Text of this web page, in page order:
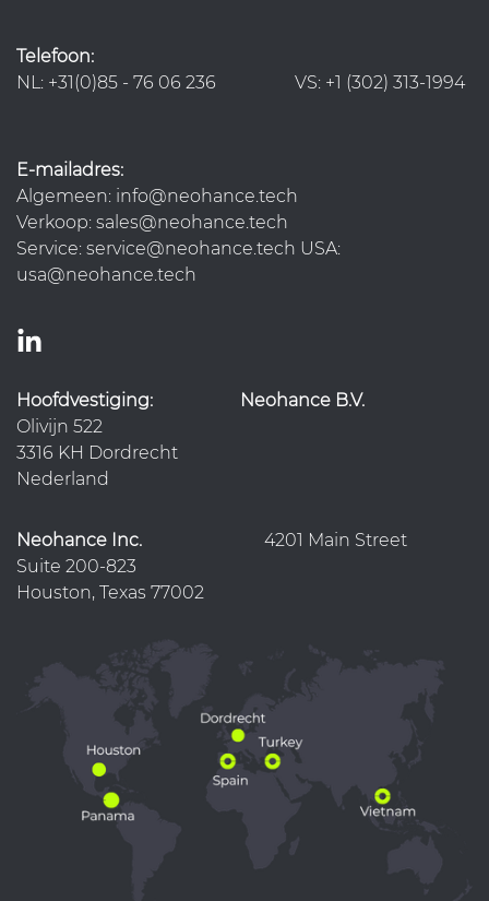
Telefoon:
NL: +31(0)85 - 76 06 236 VS: +1 (302) 313-1994
E-mailadres:
Algemeen: info@neohance.tech
Verkoop: sales@neohance.tech
Service: service@neohance.tech USA:
usa@neohance.tech
Hoofdvestiging:
Neohance B.V.
Olivijn 522
3316 KH Dordrecht
Nederland
Neohance Inc.
4201 Main Street
Suite 200-823
Houston, Texas 77002